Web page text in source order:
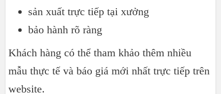
sản xuất trực tiếp tại xưởng
bảo hành rõ ràng
Khách hàng có thể tham khảo thêm nhiều
mẫu thực tế và báo giá mới nhất trực tiếp trên
website.